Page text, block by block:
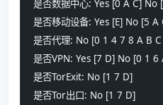
是否数据中心: Yes [0 A C] No
是否移动设备: Yes [E] No [5 A
是否代理: No [0 1 4 7 8 A B
是否VPN: Yes [7 D] No [0 1 6
是否TorExit: No [1 7 D]
是否Tor出口: No [1 7 D]